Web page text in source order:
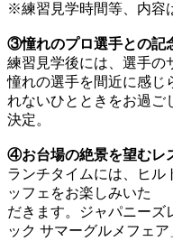
※練習見学時間等、内容
③憧れのプロ選手との記
練習見学後には、選手の
憧れの選手を間近に感じ
れないひとときをお過
決定。
④お台場の絶景を望むレ
ランチタイムには、ヒル
ッフェをお楽しみいた
だきます。ジャパニーズ
ック サマーグルメフェ